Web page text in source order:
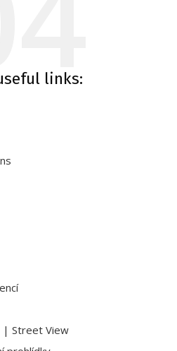
links:
| Street View